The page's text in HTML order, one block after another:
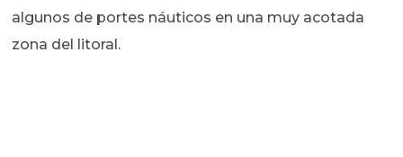
algunos de portes náuticos en una muy acotada
zona del litoral.